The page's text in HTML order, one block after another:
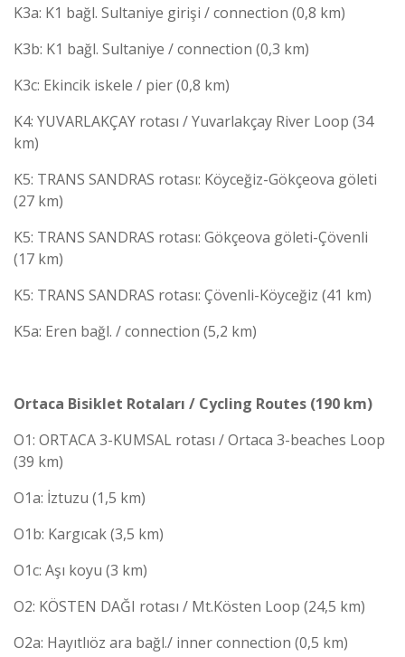
K3a: K1 bağl. Sultaniye girişi / connection (0,8 km)
K3b: K1 bağl. Sultaniye / connection (0,3 km)
K3c: Ekincik iskele / pier (0,8 km)
K4: YUVARLAKÇAY rotası / Yuvarlakçay River Loop (34
km)
K5: TRANS SANDRAS rotası: Köyceğiz-Gökçeova göleti
(27 km)
K5: TRANS SANDRAS rotası: Gökçeova göleti-Çövenli
(17 km)
K5: TRANS SANDRAS rotası: Çövenli-Köyceğiz (41 km)
K5a: Eren bağl. / connection (5,2 km)
Ortaca Bisiklet Rotaları / Cycling Routes (190 km)
O1: ORTACA 3-KUMSAL rotası / Ortaca 3-beaches Loop
(39 km)
O1a: İztuzu (1,5 km)
O1b: Kargıcak (3,5 km)
O1c: Aşı koyu (3 km)
O2: KÖSTEN DAĞI rotası / Mt.Kösten Loop (24,5 km)
O2a: Hayıtlıöz ara bağl./ inner connection (0,5 km)